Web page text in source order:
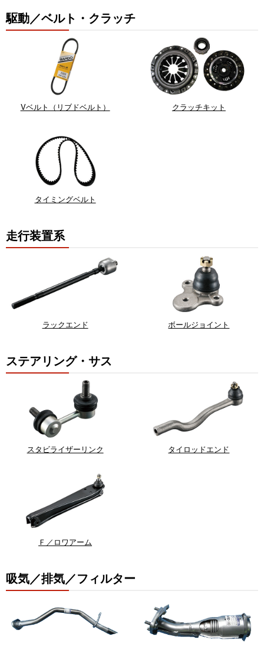
駆動／ベルト・クラッチ
Vベルト（リブドベルト） クラッチキット
タイミングベルト
走行装置系
ラックエンド ボールジョイント
ステアリング・サス
スタビライザーリンク タイロッドエンド
Ｆ／ロワアーム
吸気／排気／フィルター